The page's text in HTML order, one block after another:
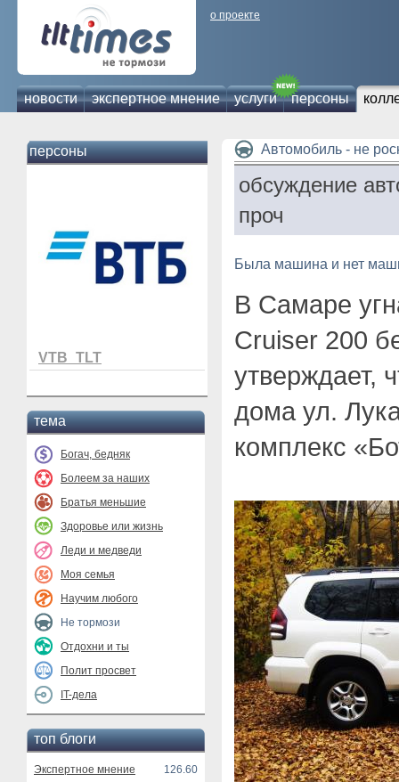
о проекте
новости экспертное мнение услуги персоны
персоны
VTB_TLT
тема
Богач, бедняк
Болеем за наших
Братья меньшие
Здоровье или жизнь
Леди и медведи
Моя семья
Научим любого
Не тормози
Отдохни и ты
Полит просвет
IT-дела
топ блоги
Экспертное мнение
126.60
Автомобиль - не
обсуждение
проч
Была машина и нет
В Самаре
Cruiser 200
утверждает,
дома ул.
комплекс